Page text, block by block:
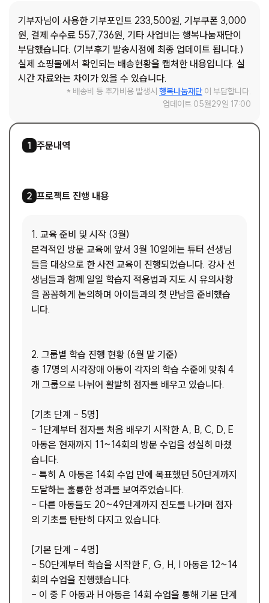
기부자님이 사용한 기부포인트 233,500원, 기부쿠폰 3,000
원, 결제 수수료 557,736원, 기타 사업비는 행복나눔재단이
부담했습니다. (기부후기 발송시점에 최종 업데이트 됩니다.)
실제 쇼핑몰에서 확인되는 배송현황을 캡처한 내용입니다. 실
시간 자료와는 차이가 있을 수 있습니다.
* 배송비 등 추가비용 발생시 행복나눔재단 이 부담합니다.
업데이트 05월29일 17:00
1 주문내역
2 프로젝트 진행 내용
1. 교육 준비 및 시작 (3월)
본격적인 방문 교육에 앞서 3월 10일에는 튜터 선생님
들을 대상으로 한 사전 교육이 진행되었습니다. 강사 선
생님들과 함께 일일 학습지 적용법과 지도 시 유의사항
을 꼼꼼하게 논의하며 아이들과의 첫 만남을 준비했습
니다.
2. 그룹별 학습 진행 현황 (6월 말 기준)
총 17명의 시각장애 아동이 각자의 학습 수준에 맞춰 4
개 그룹으로 나뉘어 활발히 점자를 배우고 있습니다.
[기초 단계 - 5명]
- 1단계부터 점자를 처음 배우기 시작한 A, B, C, D, E
아동은 현재까지 11~14회의 방문 수업을 성실히 마쳤
습니다.
- 특히 A 아동은 14회 수업 만에 목표했던 50단계까지
도달하는 훌륭한 성과를 보여주었습니다.
- 다른 아동들도 20~49단계까지 진도를 나가며 점자
의 기초를 탄탄히 다지고 있습니다.
[기본 단계 - 4명]
- 50단계부터 학습을 시작한 F, G, H, I 아동은 12~14
회의 수업을 진행했습니다.
- 이 중 F 아동과 H 아동은 14회 수업을 통해 기본 단계